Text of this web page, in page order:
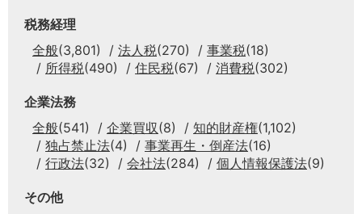
税務経理
全般(3,801) 法人税(270) 事業税(18)
所得税(490) 住民税(67) 消費税(302)
企業法務
全般(541) 企業買収(8) 知的財産権(1,102)
独占禁止法(4) 事業再生・倒産法(16)
行政法(32) 会社法(284) 個人情報保護法(9)
その他